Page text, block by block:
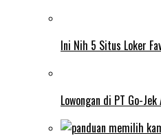
Ini Nih 5 Situs Loker
Lowongan di PT Go-